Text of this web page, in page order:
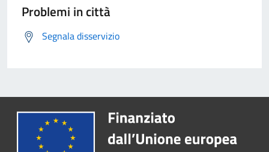
Problemi in città
Segnala disservizio